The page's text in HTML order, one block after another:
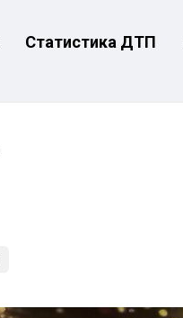
Статистика ДТП